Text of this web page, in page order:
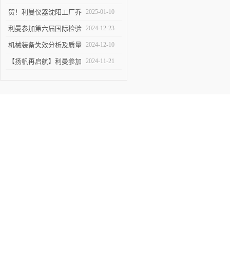
仪器沈阳工厂
贺！利曼仪器沈阳工厂乔
迁新址
2025-01-10
利曼参加第六届国际检验
检测技术与装备博览会
2024-12-23
机械装备失效分析及质量
改进技术交流会在陕举办
2024-12-10
【扬帆再启航】利曼参加 2024-11-21